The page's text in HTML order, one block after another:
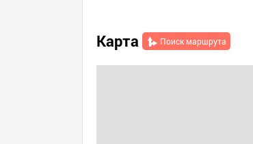
Карта Поиск маршрута